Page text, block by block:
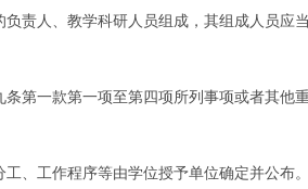
人、教学科研人员组成，其组成人员应
一款第一项至第四项所列事项或者其他
工作程序等由学位授予单位确定并公布